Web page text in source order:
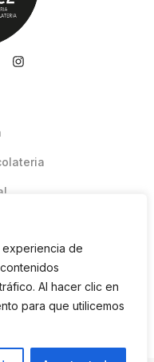
experiencia de
Al hacer clic en
para que utilicemos
Glovo